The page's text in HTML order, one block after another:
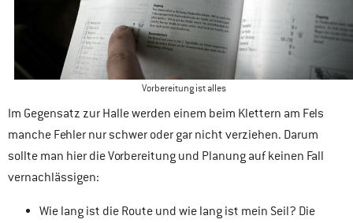
Vorbereitung ist alles
Im Gegensatz zur Halle werden einem beim Klettern am Fels
manche Fehler nur schwer oder gar nicht verziehen. Darum
sollte man hier die Vorbereitung und Planung auf keinen Fall
vernachlässigen:
Wie lang ist die Route und wie lang ist mein Seil? Die